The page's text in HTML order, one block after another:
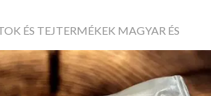
ÉS TEJTERMÉKEK MAGYAR ÉS